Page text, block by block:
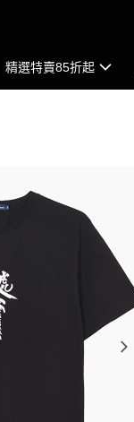
精選特賣85折起